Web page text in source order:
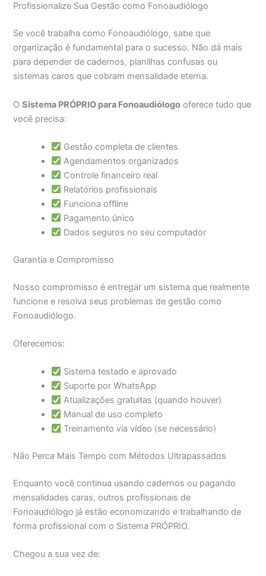
Profissionalize Sua Gestão como Fonoaudiólogo
Se você trabalha como Fonoaudiólogo, sabe que
organização é fundamental para o sucesso. Não dá mais
para depender de cadernos, planilhas confusas ou
sistemas caros que cobram mensalidade eterna.
OSistema PRÓPRIO para Fonoaudiólogo oferece tudo que
você precisa:
Gestão completa de clientes
Agendamentos organizados
Controle financeiro real
Relatórios profissionais
Funciona offline
Pagamento único
Dados seguros no seu computador
Garantia e Compromisso
Nosso compromisso é entregar um sistema que realmente
funcione e resolva seus problemas de gestão como
Fonoaudiólogo.
Oferecemos:
Sistema testado e aprovado
Suporte por WhatsApp
Atualizações gratuitas (quando houver)
Manual de uso completo
Treinamento via vídeo (se necessário)
Não Perca Mais Tempo com Métodos Ultrapassados
Enquanto você continua usando cadernos ou pagando
mensalidades caras, outros profissionais de
Fonoaudiólogo já estão economizando e trabalhando de
forma profissional com o Sistema PRÓPRIO.
Chegou a sua vez de: